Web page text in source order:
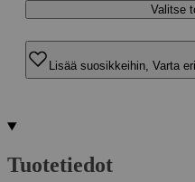
Valitse
Lisää suosikkeihin, Varta
Tuotetiedot